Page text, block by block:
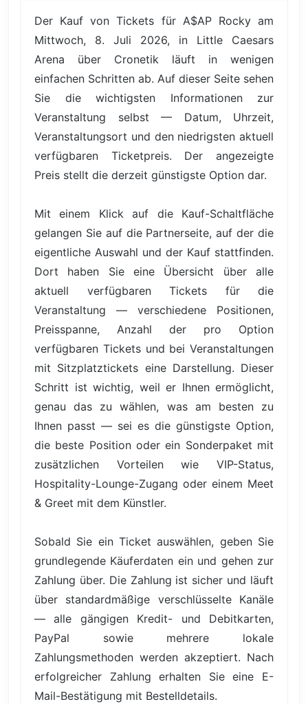
Der Kauf von Tickets für A$AP Rocky am
Mittwoch, 8. Juli 2026, in Little Caesars
Arena über Cronetik läuft in wenigen
einfachen Schritten ab. Auf dieser Seite sehen
Sie die wichtigsten Informationen zur
Veranstaltung selbst — Datum, Uhrzeit,
Veranstaltungsort und den niedrigsten aktuell
verfügbaren Ticketpreis. Der angezeigte
Preis stellt die derzeit günstigste Option dar.
Mit einem Klick auf die Kauf-Schaltfläche
gelangen Sie auf die Partnerseite, auf der die
eigentliche Auswahl und der Kauf stattfinden.
Dort haben Sie eine Übersicht über alle
aktuell verfügbaren Tickets für die
Veranstaltung — verschiedene Positionen,
Preisspanne, Anzahl der pro Option
verfügbaren Tickets und bei Veranstaltungen
mit Sitzplatztickets eine Darstellung. Dieser
Schritt ist wichtig, weil er Ihnen ermöglicht,
genau das zu wählen, was am besten zu
Ihnen passt — sei es die günstigste Option,
die beste Position oder ein Sonderpaket mit
zusätzlichen Vorteilen wie VIP-Status,
Hospitality-Lounge-Zugang oder einem Meet
& Greet mit dem Künstler.
Sobald Sie ein Ticket auswählen, geben Sie
grundlegende Käuferdaten ein und gehen zur
Zahlung über. Die Zahlung ist sicher und läuft
über standardmäßige verschlüsselte Kanäle
— alle gängigen Kredit- und Debitkarten,
PayPal sowie mehrere lokale
Zahlungsmethoden werden akzeptiert. Nach
erfolgreicher Zahlung erhalten Sie eine E-
Mail-Bestätigung mit Bestelldetails.